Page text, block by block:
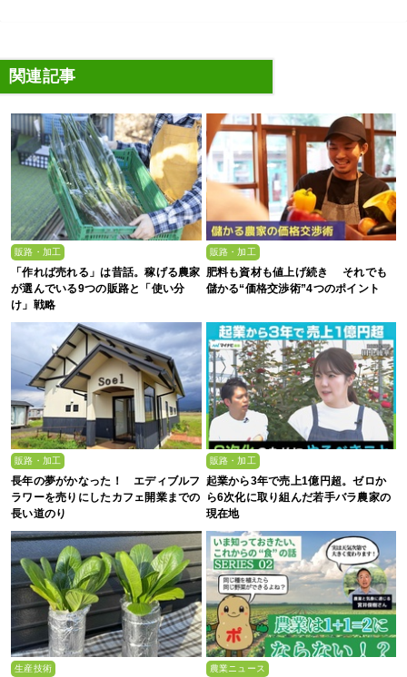
関連記事
販路・加工
「作れば売れる」は昔話。稼げる農家
が選んでいる9つの販路と「使い分
け」戦略
販路・加工
肥料も資材も値上げ続き それでも
儲かる“価格交渉術”4つのポイント
販路・加工
長年の夢がかなった！ エディブルフ
ラワーを売りにしたカフェ開業までの
長い道のり
販路・加工
起業から3年で売上1億円超。ゼロか
ら6次化に取り組んだ若手バラ農家の
現在地
生産技術 農業ニュース